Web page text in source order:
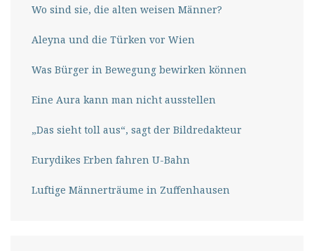
Wo sind sie, die alten weisen Männer?
Aleyna und die Türken vor Wien
Was Bürger in Bewegung bewirken können
Eine Aura kann man nicht ausstellen
„Das sieht toll aus“, sagt der Bildredakteur
Eurydikes Erben fahren U-Bahn
Luftige Männerträume in Zuffenhausen